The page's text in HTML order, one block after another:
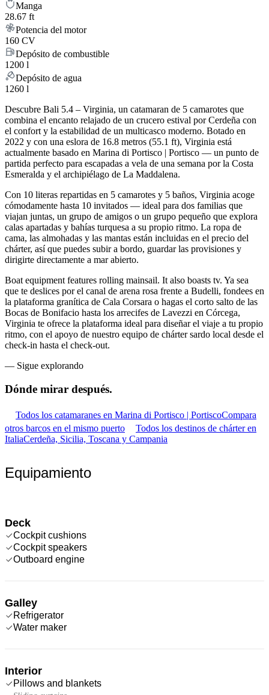
Manga
28.67 ft
Potencia del motor
160 CV
Depósito de combustible
1200 l
Depósito de agua
1260 l
Descubre Bali 5.4 – Virginia, un catamaran de 5 camarotes que
combina el encanto relajado de un crucero estival por Cerdeña con
el confort y la estabilidad de un multicasco moderno. Botado en
2022 y con una eslora de 16.8 metros (55.1 ft), Virginia está
actualmente basado en Marina di Portisco | Portisco — un punto de
partida perfecto para escapadas a vela de una semana por la Costa
Esmeralda y el archipiélago de La Maddalena.
Con 10 literas repartidas en 5 camarotes y 5 baños, Virginia acoge
cómodamente hasta 10 invitados — ideal para dos familias que
viajan juntas, un grupo de amigos o un grupo pequeño que explora
calas apartadas y bahías turquesa a su propio ritmo. La ropa de
cama, las almohadas y las mantas están incluidas en el precio del
chárter, así que puedes subir a bordo, guardar las provisiones y
dirigirte directamente a mar abierto.
Boat equipment features rolling mainsail. It also boasts tv. Ya sea
que te deslices por el canal de arena rosa frente a Budelli, fondees en
la plataforma granítica de Cala Corsara o hagas el corto salto de las
Bocas de Bonifacio hasta los arrecifes de Lavezzi en Córcega,
Virginia te ofrece la plataforma ideal para diseñar el viaje a tu propio
ritmo, con el apoyo de nuestro equipo de chárter sardo local desde el
check-in hasta el check-out.
— Sigue explorando
Dónde mirar después.
Todos los catamaranes en Marina di Portisco | PortiscoCompara
otros barcos en el mismo puerto
Todos los destinos de chárter en
ItaliaCerdeña, Sicilia, Toscana y Campania
Equipamiento
Deck
Cockpit cushions
Cockpit speakers
Outboard engine
Galley
Refrigerator
Water maker
Interior
Pillows and blankets